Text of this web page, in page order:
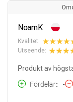
NoamK
Kvalitet:
Utseende:
Produkt av
Fördelar:
-